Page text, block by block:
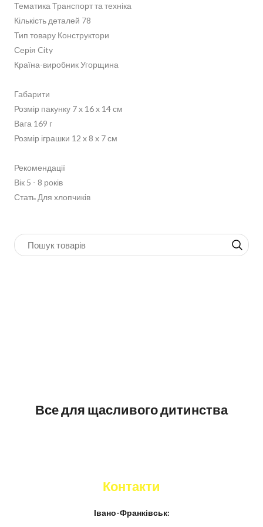
Тематика Транспорт та техніка
Кількість деталей 78
Тип товару Конструктори
Серія City
Країна-виробник Угорщина
Габарити
Розмір пакунку 7 x 16 x 14 см
Вага 169 г
Розмір іграшки 12 x 8 x 7 см
Рекомендації
Вік 5 - 8 років
Стать Для хлопчиків
Все для щасливого дитинства
Контакти
Івано-Франківськ: